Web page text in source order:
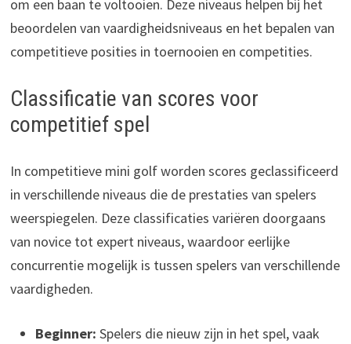
om een baan te voltooien. Deze niveaus helpen bij het
beoordelen van vaardigheidsniveaus en het bepalen van
competitieve posities in toernooien en competities.
Classificatie van scores voor
competitief spel
In competitieve mini golf worden scores geclassificeerd
in verschillende niveaus die de prestaties van spelers
weerspiegelen. Deze classificaties variëren doorgaans
van novice tot expert niveaus, waardoor eerlijke
concurrentie mogelijk is tussen spelers van verschillende
vaardigheden.
Beginner: Spelers die nieuw zijn in het spel, vaak